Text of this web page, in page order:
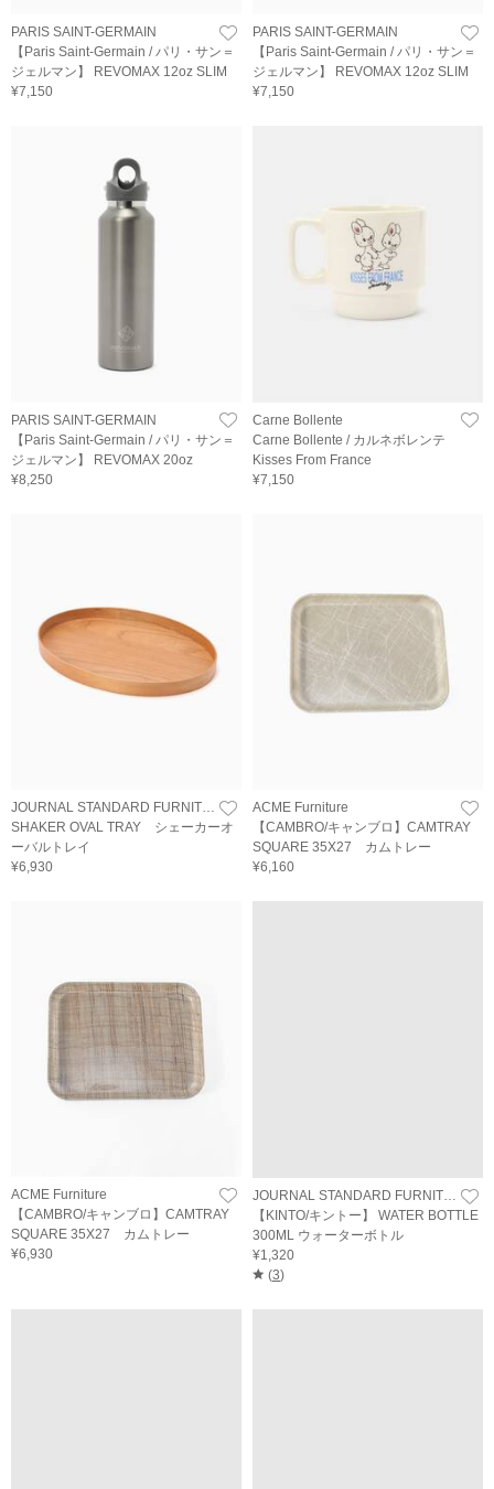
PARIS SAINT-GERMAIN
【Paris Saint-Germain / パリ・サン＝
ジェルマン】 REVOMAX 12oz SLIM
¥7,150
PARIS SAINT-GERMAIN
【Paris Saint-Germain / パリ・サン＝
ジェルマン】 REVOMAX 12oz SLIM
¥7,150
PARIS SAINT-GERMAIN
【Paris Saint-Germain / パリ・サン＝
ジェルマン】 REVOMAX 20oz
¥8,250
Carne Bollente
Carne Bollente / カルネボレンテ
Kisses From France
¥7,150
JOURNAL STANDARD FURNITURE
SHAKER OVAL TRAY シェーカーオ
ーバルトレイ
¥6,930
ACME Furniture
【CAMBRO/キャンブロ】CAMTRAY
SQUARE 35X27 カムトレー
¥6,160
ACME Furniture
【CAMBRO/キャンブロ】CAMTRAY
SQUARE 35X27 カムトレー
¥6,930
【KINTO/キントー】 WATER BOTTLE
300ML ウォーターボトル
¥1,320
(3)